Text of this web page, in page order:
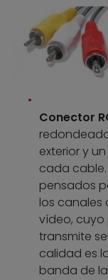
Conector
exterior y
cada
pensados
los canales
vídeo, cuyo
transmite
calidad es
banda de